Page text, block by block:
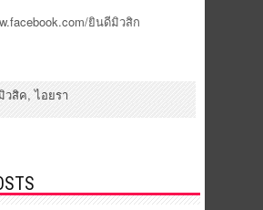
ยินดีมิวสิก
วสิค,ไอยรา